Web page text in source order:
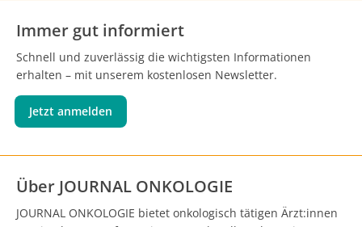
Immer gut informiert
Schnell und zuverlässig die wichtigsten Informationen
erhalten – mit unserem kostenlosen Newsletter.
Jetzt anmelden
Über JOURNAL ONKOLOGIE
JOURNAL ONKOLOGIE bietet onkologisch tätigen Ärzt:innen